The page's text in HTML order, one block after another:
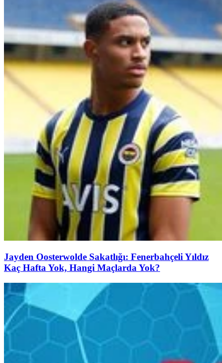
Jayden Oosterwolde Sakatlığı: Fenerbahçeli Yıldız
Kaç Hafta Yok, Hangi Maçlarda Yok?